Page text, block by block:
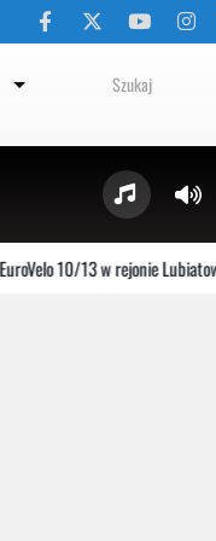
10/13 w rejonie Lubiatowa